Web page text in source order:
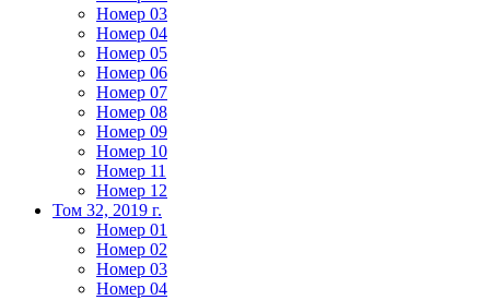
Номер 03
Номер 04
Номер 05
Номер 06
Номер 07
Номер 08
Номер 09
Номер 10
Номер 11
Номер 12
Том 32, 2019 г.
Номер 01
Номер 02
Номер 03
Номер 04